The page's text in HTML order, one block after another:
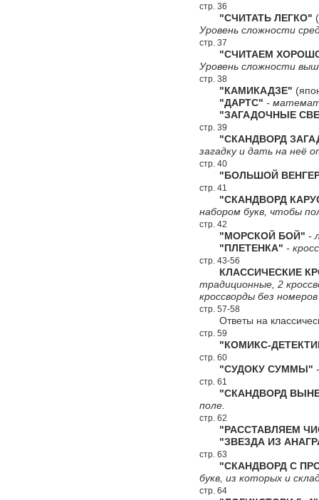
стр. 36
"СЧИТАТЬ ЛЕГКО"
Уровень сложности
стр. 37
"СЧИТАЕМ
Уровень сложности
стр. 38
"КАМИКАДЗЕ"
"ДАРТС" -
"ЗАГАДОЧНЫЕ
стр. 39
"СКАНДВОРД
загадку и дать на неё
стр. 40
"БОЛЬШОЙ
стр. 41
"СКАНДВОРД
набором букв, чтобы
стр. 42
"МОРСКОЙ БОЙ" -
"ПЛЕТЕНКА" -
стр. 43-56
КЛАССИЧЕСКИЕ
традиционные, 2
кроссворды без
стр. 57-58
Ответы на
стр. 59
"КОМИКС-
стр. 60
"СУДОКУ СУММЫ"
стр. 61
"СКАНДВОРД
поле.
стр. 62
"РАССТАВЛЯЕМ
"ЗВЕЗДА ИЗ
стр. 63
"СКАНДВОРД С
букв, из которых и
стр. 64